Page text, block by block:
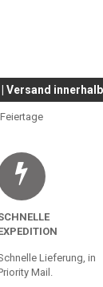
Versand
Lieferung, in
Mail.